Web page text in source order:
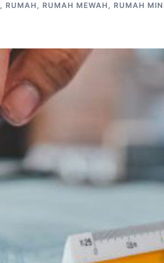
, RUMAH , RUMAH MEWAH , RUMAH